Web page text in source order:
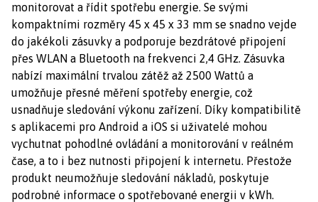
monitorovat a řídit spotřebu energie. Se svými
kompaktními rozměry 45 x 45 x 33 mm se snadno vejde
do jakékoli zásuvky a podporuje bezdrátové připojení
přes WLAN a Bluetooth na frekvenci 2,4 GHz. Zásuvka
nabízí maximální trvalou zátěž až 2500 Wattů a
umožňuje přesné měření spotřeby energie, což
usnadňuje sledování výkonu zařízení. Díky kompatibilitě
s aplikacemi pro Android a iOS si uživatelé mohou
vychutnat pohodlné ovládání a monitorování v reálném
čase, a to i bez nutnosti připojení k internetu. Přestože
produkt neumožňuje sledování nákladů, poskytuje
podrobné informace o spotřebované energii v kWh.